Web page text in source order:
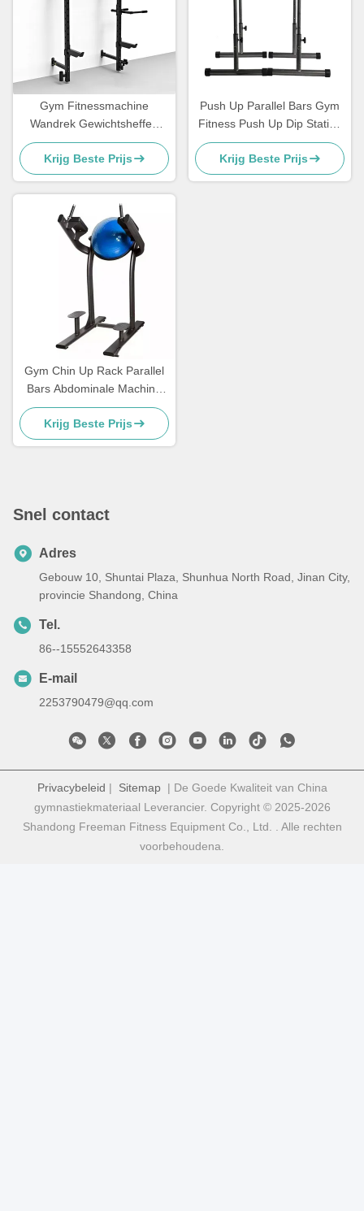
Gym Fitnessmachine
Wandrek Gewichtsheffen
Power Racks Wand
gemonteerd
Krijg Beste Prijs
Push Up Parallel Bars Gym
Fitness Push Up Dip Station
Bar
Krijg Beste Prijs
Gym Chin Up Rack Parallel
Bars Abdominale Machine
Verticale Knie Lift Leg Lift
Krijg Beste Prijs
Snel contact
Adres
Gebouw 10, Shuntai Plaza, Shunhua North Road, Jinan City,
provincie Shandong, China
Tel.
86--15552643358
E-mail
2253790479@qq.com
Privacybeleid | Sitemap| De Goede Kwaliteit van China
gymnastiekmateriaal Leverancier. Copyright © 2025-2026
Shandong Freeman Fitness Equipment Co., Ltd. . Alle rechten
voorbehoudena.